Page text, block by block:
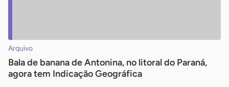
Arquivo
Bala de banana de Antonina, no litoral do Paraná,
agora tem Indicação Geográfica